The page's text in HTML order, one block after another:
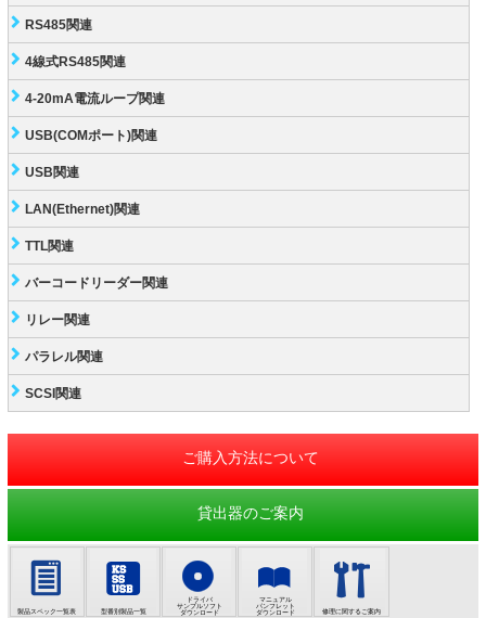
RS485関連
4線式RS485関連
4-20mA電流ループ関連
USB(COMポート)関連
USB関連
LAN(Ethernet)関連
TTL関連
バーコードリーダー関連
リレー関連
パラレル関連
SCSI関連
ご購入方法について
貸出器のご案内
製品スペック一覧表 型番別製品一覧
ドライバ
サンプルソフト
ダウンロード
マニュアル
パンフレット
ダウンロード
修理に関するご案内